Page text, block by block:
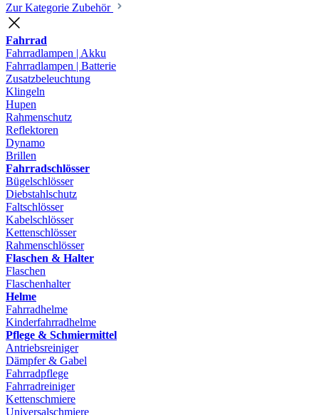
Zur Kategorie Zubehör
Fahrrad
Fahrradlampen | Akku
Fahrradlampen | Batterie
Zusatzbeleuchtung
Klingeln
Hupen
Rahmenschutz
Reflektoren
Dynamo
Brillen
Fahrradschlösser
Bügelschlösser
Diebstahlschutz
Faltschlösser
Kabelschlösser
Kettenschlösser
Rahmenschlösser
Flaschen & Halter
Flaschen
Flaschenhalter
Helme
Fahrradhelme
Kinderfahrradhelme
Pflege & Schmiermittel
Antriebsreiniger
Dämpfer & Gabel
Fahrradpflege
Fahrradreiniger
Kettenschmiere
Universalschmiere